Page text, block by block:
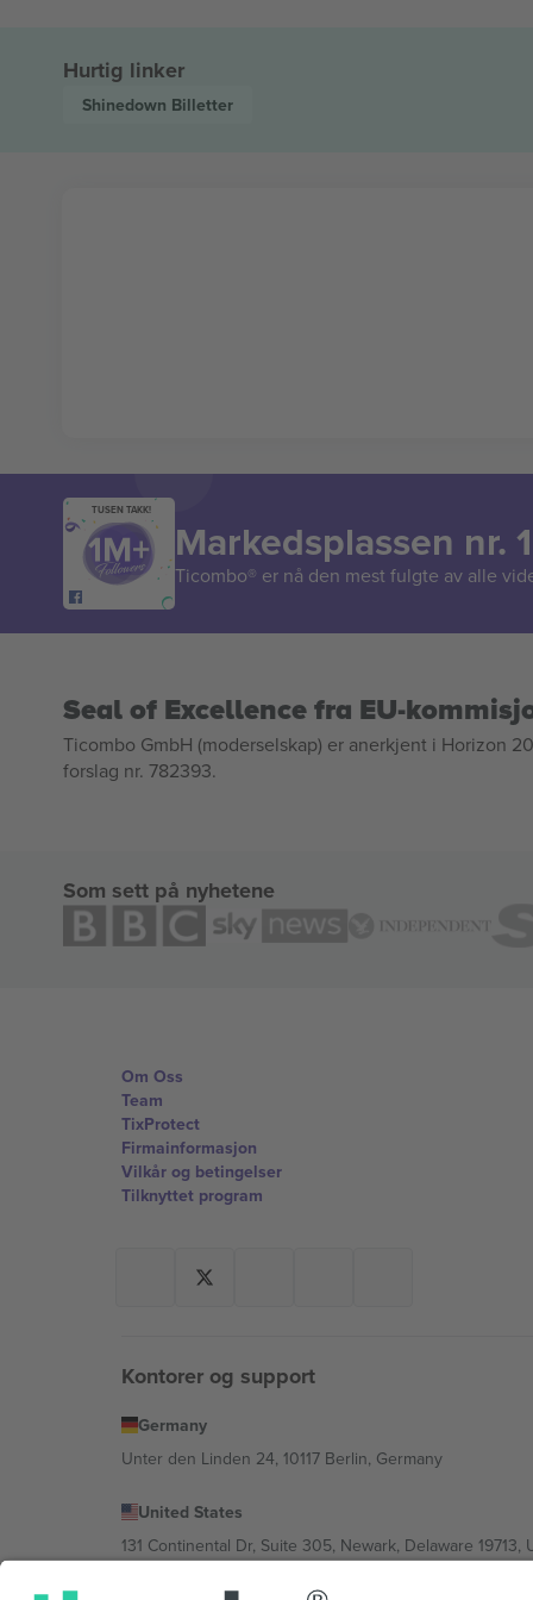
Hurtig linker
Shinedown Billetter
TUSEN TAKK!
Markedsplassen nr.
Ticombo® er nå den mest fulgte av alle
Seal of Excellence fra EU-
Ticombo GmbH (moderselskap) er anerkjent i Horizon
forslag nr. 782393.
Som sett på nyhetene
Om Oss
Team
TixProtect
Firmainformasjon
Vilkår og betingelser
Tilknyttet program
Kontorer og support
Germany
Unter den Linden 24, 10117 Berlin, Germany
United States
131 Continental Dr, Suite 305, Newark, Delaware 19713,